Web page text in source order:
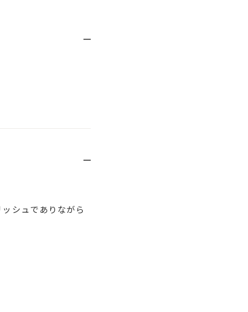
シュでありながら